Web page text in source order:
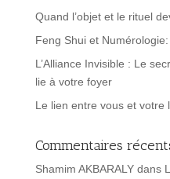
Quand l’objet et le rituel
Feng Shui et
L’Alliance Invisible : Le
lie à votre foyer
Le lien entre vous et votre
Commentaires
Shamim AKBARALYdans